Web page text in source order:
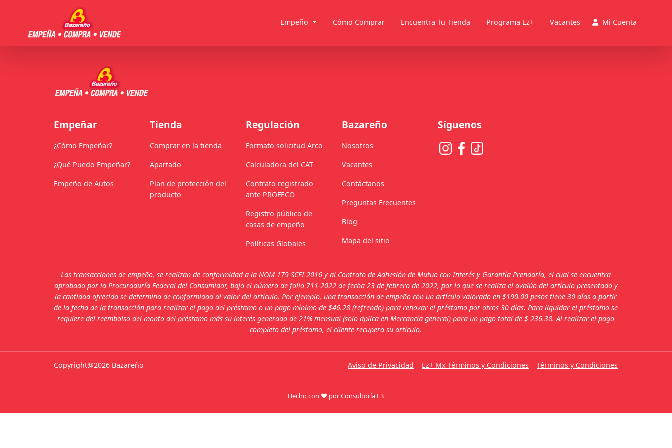
Empeño Cómo Comprar Encuentra Tu Tienda Programa Ez+ Vacantes Mi Cuenta
Empeñar
¿Cómo Empeñar?
¿Qué Puedo Empeñar?
Empeño de Autos
Tienda
Comprar en la tienda
Apartado
Plan de protección del
producto
Regulación
Formato solicitud Arco
Calculadora del CAT
Contrato registrado
ante PROFECO
Registro público de
casas de empeño
Políticas Globales
Bazareño
Nosotros
Vacantes
Contáctanos
Preguntas Frecuentes
Blog
Mapa del sitio
Síguenos
Las transacciones de empeño, se realizan de conformidad a la NOM-179-SCFI-2016 y al Contrato de Adhesión de Mutuo con Interés y Garantía Prendaría, el cual se encuentra
aprobado por la Procuraduría Federal del Consumidor, bajo el número de folio 711-2022 de fecha 23 de febrero de 2022, por lo que se realiza el avalúo del artículo presentado y
la cantidad ofrecida se determina de conformidad al valor del artículo. Por ejemplo, una transacción de empeño con un artículo valorado en $190.00 pesos tiene 30 días a partir
de la fecha de la transacción para realizar el pago del préstamo o un pago mínimo de $46.28 (refrendo) para renovar el préstamo por otros 30 días. Para liquidar el préstamo se
requiere del reembolso del monto del préstamo más su interés generado de 21% mensual (solo aplica en Mercancía general) para un pago total de $ 236.38. Al realizar el pago
completo del préstamo, el cliente recupera su artículo.
Copyright@2026 Bazareño Aviso de Privacidad Ez+ Mx Términos y Condiciones Términos y Condiciones
Hecho con ❤ por Consultoría E3